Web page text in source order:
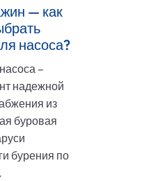
— как
насоса?
–
надежной
из
буровая
бурения по